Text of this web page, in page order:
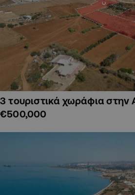
3 τουριστικά χωράφια στην
€500,000